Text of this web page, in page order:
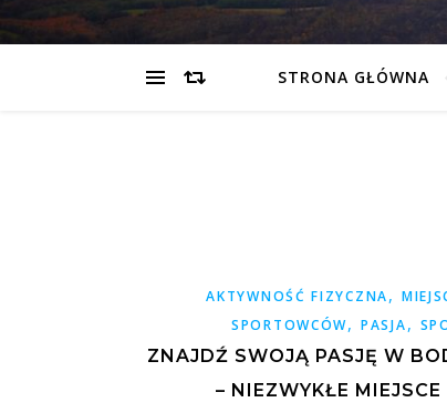
STRONA GŁÓWNA
AKTYWNOŚĆ FIZYCZNA,
SPORTOWCÓW, PASJA,
ZNAJDŹ SWOJĄ PASJĘ W
– NIEZWYKŁE